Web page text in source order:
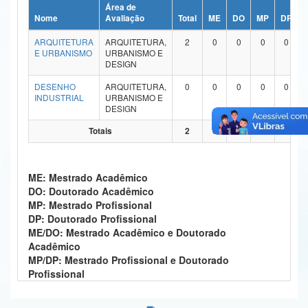
Ministério da Ciência, Tecnologia, Inovações e Comunicações
Ministério do Meio Ambiente
Ministério do Desenvolvimento Regional
Controladoria-Geral da União
Secretaria-Geral
Secretaria de Governo
Gabinete de Segurança Institucional
Advocacia-Geral da União
Nome
Área de
Avaliação
Total ME DO MP DP
ARQUITETURA
E URBANISMO
ARQUITETURA,
URBANISMO E
DESIGN
2 0 0 0 0
DESENHO
INDUSTRIAL
ARQUITETURA,
URBANISMO E
DESIGN
0 0 0 0 0
Totais 2 0 0 0 0
ME: Mestrado Acadêmico
DO: Doutorado Acadêmico
MP: Mestrado Profissional
DP: Doutorado Profissional
ME/DO: Mestrado Acadêmico e Doutorado
Acadêmico
MP/DP: Mestrado Profissional e Doutorado
Profissional